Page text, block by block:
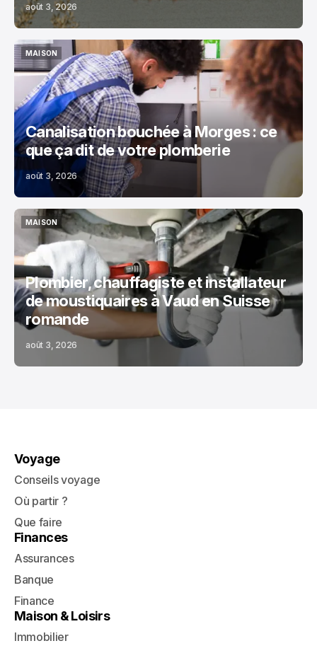
août 3, 2026
MAISON
MAISON
Canalisation bouchée à Morges : ce
que ça dit de votre plomberie
août 3, 2026
MAISON
MAISON
Plombier, chauffagiste et installateur
de moustiquaires à Vaud en Suisse
romande
août 3, 2026
Voyage
Conseils voyage
Où partir ?
Que faire
Finances
Assurances
Banque
Finance
Maison & Loisirs
Immobilier